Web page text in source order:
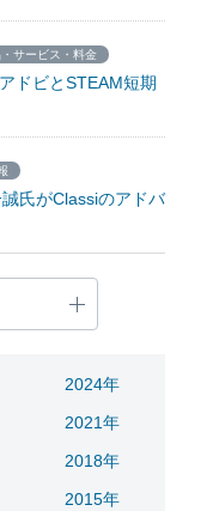
サービス・料金
ドビとSTEAM短期
⽒がClassiのアドバ
2024年
2021年
2018年
2015年